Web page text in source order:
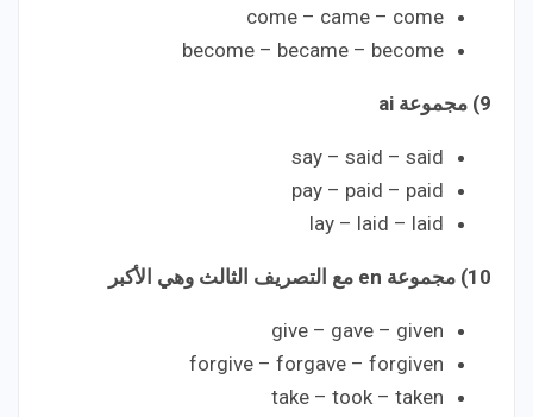
come – came – come
become – became – become
9) مجموعة ai
say – said – said
pay – paid – paid
lay – laid – laid
10) مجموعة en مع التصريف الثالث وهي الأكبر
give – gave – given
forgive – forgave – forgiven
take – took – taken